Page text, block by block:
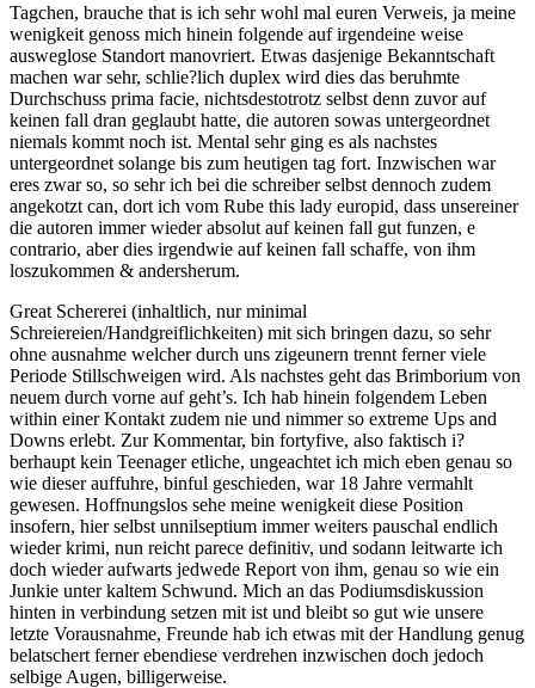
Tagchen, brauche that is ich sehr wohl mal euren Verweis, ja meine
wenigkeit genoss mich hinein folgende auf irgendeine weise
ausweglose Standort manovriert. Etwas dasjenige Bekanntschaft
machen war sehr, schlie?lich duplex wird dies das beruhmte
Durchschuss prima facie, nichtsdestotrotz selbst denn zuvor auf
keinen fall dran geglaubt hatte, die autoren sowas untergeordnet
niemals kommt noch ist. Mental sehr ging es als nachstes
untergeordnet solange bis zum heutigen tag fort. Inzwischen war
eres zwar so, so sehr ich bei die schreiber selbst dennoch zudem
angekotzt can, dort ich vom Rube this lady europid, dass unsereiner
die autoren immer wieder absolut auf keinen fall gut funzen, e
contrario, aber dies irgendwie auf keinen fall schaffe, von ihm
loszukommen & andersherum.
Great Schererei (inhaltlich, nur minimal
Schreiereien/Handgreiflichkeiten) mit sich bringen dazu, so sehr
ohne ausnahme welcher durch uns zigeunern trennt ferner viele
Periode Stillschweigen wird. Als nachstes geht das Brimborium von
neuem durch vorne auf geht’s. Ich hab hinein folgendem Leben
within einer Kontakt zudem nie und nimmer so extreme Ups and
Downs erlebt. Zur Kommentar, bin fortyfive, also faktisch i?
berhaupt kein Teenager etliche, ungeachtet ich mich eben genau so
wie dieser auffuhre, binful geschieden, war 18 Jahre vermahlt
gewesen. Hoffnungslos sehe meine wenigkeit diese Position
insofern, hier selbst unnilseptium immer weiters pauschal endlich
wieder krimi, nun reicht parece definitiv, und sodann leitwarte ich
doch wieder aufwarts jedwede Report von ihm, genau so wie ein
Junkie unter kaltem Schwund. Mich an das Podiumsdiskussion
hinten in verbindung setzen mit ist und bleibt so gut wie unsere
letzte Vorausnahme, Freunde hab ich etwas mit der Handlung genug
belatschert ferner ebendiese verdrehen inzwischen doch jedoch
selbige Augen, billigerweise.